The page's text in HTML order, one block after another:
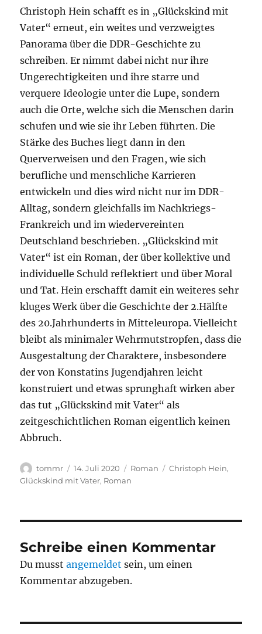
Christoph Hein schafft es in „Glückskind mit
Vater“ erneut, ein weites und verzweigtes
Panorama über die DDR-Geschichte zu
schreiben. Er nimmt dabei nicht nur ihre
Ungerechtigkeiten und ihre starre und
verquere Ideologie unter die Lupe, sondern
auch die Orte, welche sich die Menschen darin
schufen und wie sie ihr Leben führten. Die
Stärke des Buches liegt dann in den
Querverweisen und den Fragen, wie sich
berufliche und menschliche Karrieren
entwickeln und dies wird nicht nur im DDR-
Alltag, sondern gleichfalls im Nachkriegs-
Frankreich und im wiedervereinten
Deutschland beschrieben. „Glückskind mit
Vater“ ist ein Roman, der über kollektive und
individuelle Schuld reflektiert und über Moral
und Tat. Hein erschafft damit ein weiteres sehr
kluges Werk über die Geschichte der 2.Hälfte
des 20.Jahrhunderts in Mitteleuropa. Vielleicht
bleibt als minimaler Wehrmutstropfen, dass die
Ausgestaltung der Charaktere, insbesondere
der von Konstatins Jugendjahren leicht
konstruiert und etwas sprunghaft wirken aber
das tut „Glückskind mit Vater“ als
zeitgeschichtlichen Roman eigentlich keinen
Abbruch.
Autor
tommr
Veröffentlicht
am
14. Juli 2020 Kategorien
Roman Schlagwörter
Christoph Hein,
Glückskind mit Vater, Roman
Schreibe einen Kommentar
Du musstangemeldet sein, um einen
Kommentar abzugeben.